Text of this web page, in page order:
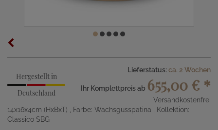
Hergestellt in
Deutschland
Lieferstatus: ca. 2 Wochen
Ihr Komplettpreis ab 655,00 € *
Versandkostenfrei
14x16x4cm (HxBxT)
, Farbe: Wachsgusspatina
, Kollektion:
Classico SBG